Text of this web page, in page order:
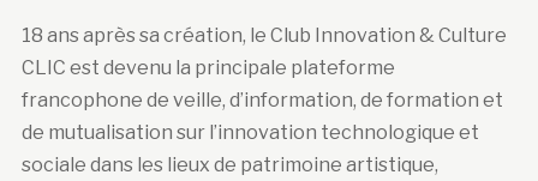
18 ans après sa création, le Club Innovation & Culture
CLIC est devenu la principale plateforme
francophone de veille, d’information, de formation et
de mutualisation sur l’innovation technologique et
sociale dans les lieux de patrimoine artistique,